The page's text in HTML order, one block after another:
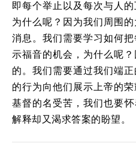
即每个举止以及每次与人
为什么呢？因为我们周围
消息。我们需要学习如何
示福音的机会，为什么呢
的。我们需要通过我们端
的行为向他们展示上帝的
基督的名受苦，我们也要
解释却又渴求答案的盼望。